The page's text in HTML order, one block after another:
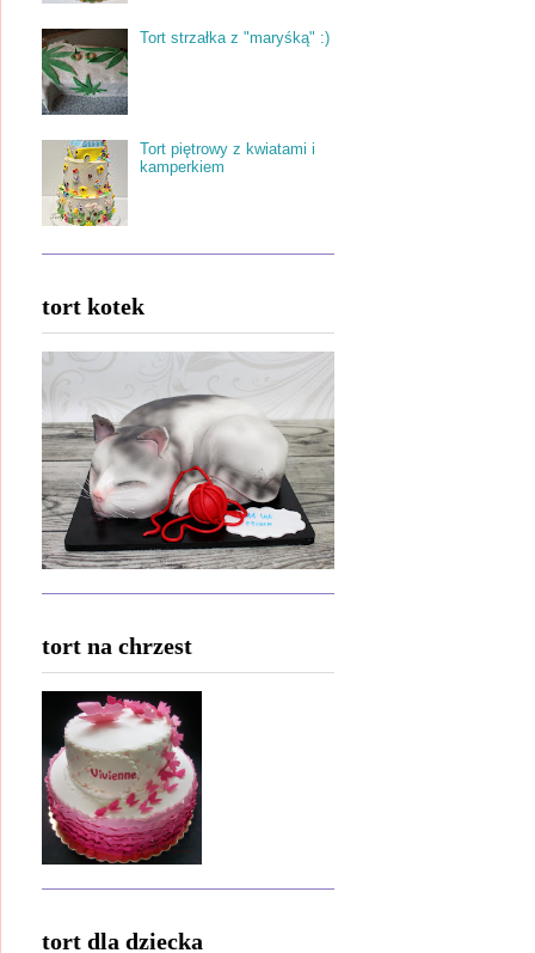
Tort strzałka z "maryśką" :)
Tort piętrowy z kwiatami i
kamperkiem
tort kotek
tort na chrzest
tort dla dziecka